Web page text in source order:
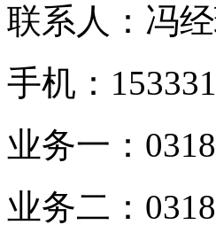
联系人：冯
手机：
业务一：
业务二：